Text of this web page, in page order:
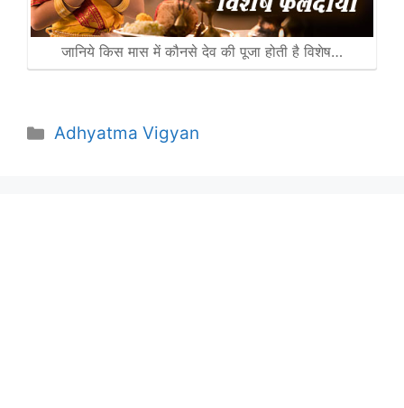
जानिये किस मास में कौनसे देव की पूजा होती है विशेष…
Categories
Adhyatma Vigyan